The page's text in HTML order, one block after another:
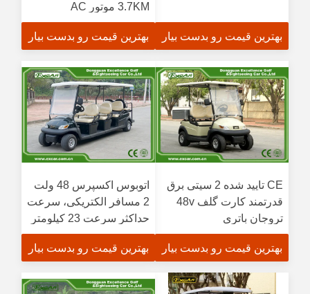
بهترین قیمت رو بدست بیار
3.7KM موتور AC
بهترین قیمت رو بدست بیار
CE تایید شده 2 سیتی برق
قدرتمند کارت گلف 48v
تروجان باتری
بهترین قیمت رو بدست بیار
اتوبوس اکسپرس 48 ولت
2 مسافر الکتریکی، سرعت
حداکثر سرعت 23 کیلومتر
در ساعت
بهترین قیمت رو بدست بیار